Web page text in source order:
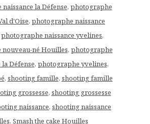
la Défense, photographe
d'Oise, photographe naissance
photographe naissance yvelines,
né Houilles, photographe
Défense, photographe yvelines,
, shooting famille, shooting famille
grossesse, shooting grossesse
naissance, shooting naissance
, Smash the cake Houilles